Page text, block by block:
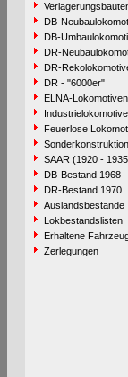
DB-
DB-
DR-
DR-
DR - "6000er"
ELNA-Lokomotiven
Feuerlose
SAAR (1920 -
DB-Bestand 1968
DR-Bestand 1970
Auslandsbestände
Lokbestandslisten
Erhaltene
Zerlegungen